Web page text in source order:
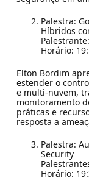
Palestra:
Híbridos
Horário:
Elton Bordim
estender o
e multi-nuvem,
monitoramento
práticas e
resposta a
Palestra:
Security
Horário: